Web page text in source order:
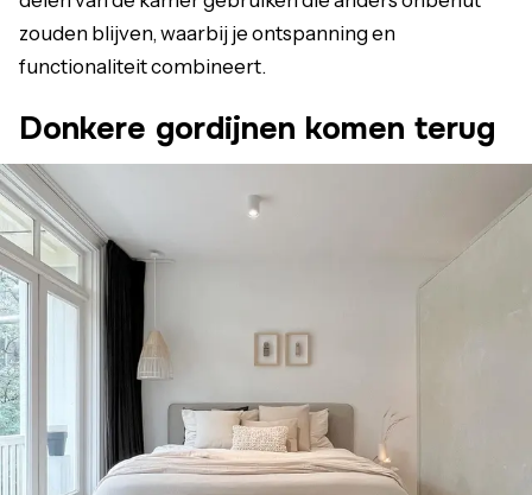
zouden blijven, waarbij je ontspanning en
functionaliteit combineert.
Donkere gordijnen komen terug